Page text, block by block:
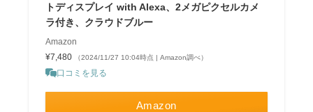
トディスプレイ with Alexa、2メガピクセルカメ
ラ付き、クラウドブルー
Amazon
¥7,480
（2024/11/27 10:04時点 | Amazon調べ）
口コミを見る
Amazon